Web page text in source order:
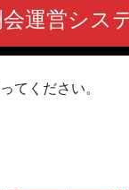
運営シス
てください。